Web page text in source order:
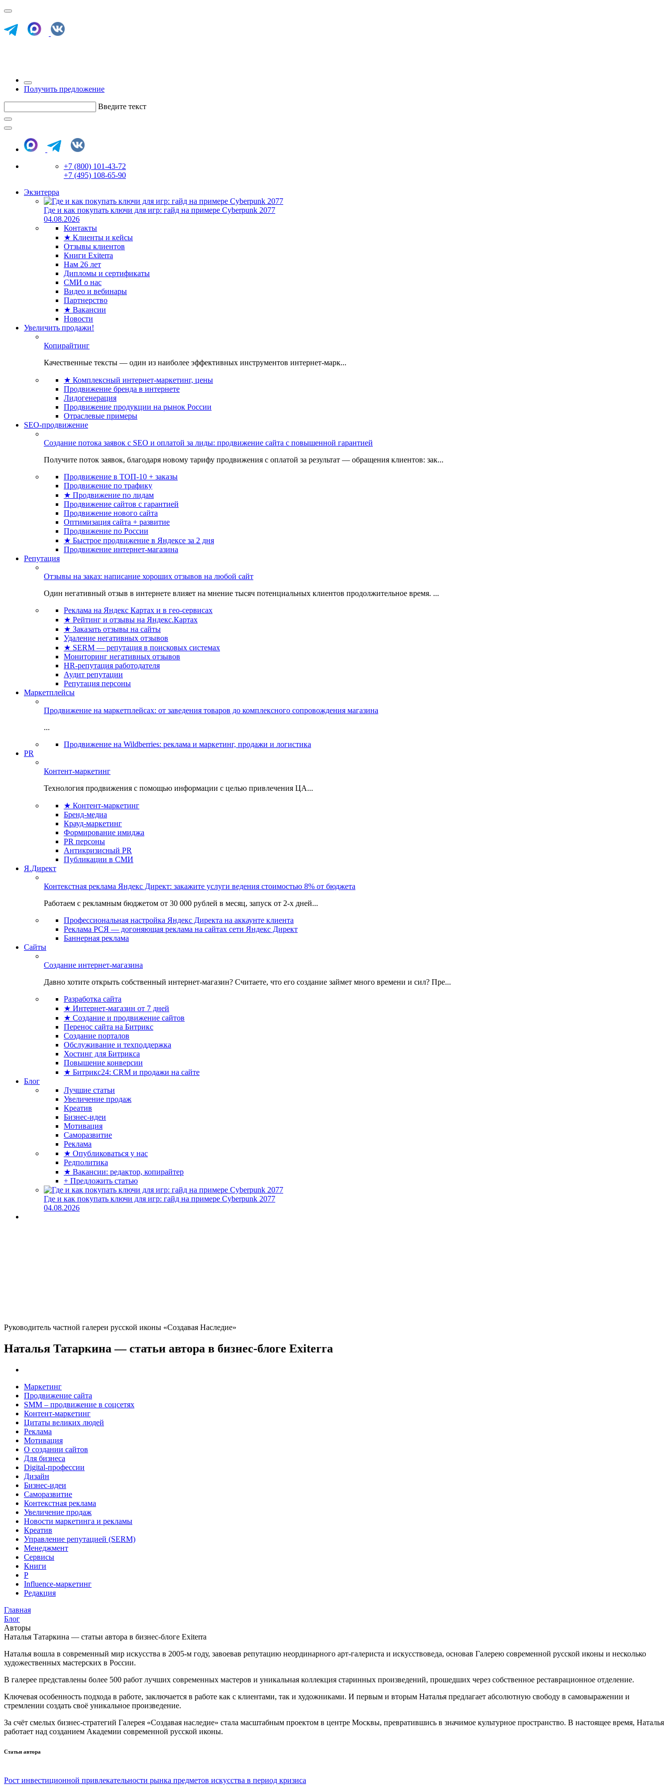
Получить предложение
Введите текст
+7 (800) 101-43-72
+7 (495) 108-65-90
Экзитерра
Где и как покупать ключи для игр: гайд на примере Cyberpunk 2077
04.08.2026
Контакты
★ Клиенты и кейсы
Отзывы клиентов
Книги Exiterra
Нам 26 лет
Дипломы и сертификаты
СМИ о нас
Видео и вебинары
Партнерство
★ Вакансии
Новости
Увеличить продажи!
Копирайтинг
Качественные тексты — один из наиболее эффективных инструментов интернет-марк...
★ Комплексный интернет-маркетинг, цены
Продвижение бренда в интернете
Лидогенерация
Продвижение продукции на рынок России
Отраслевые примеры
SEO-продвижение
Создание потока заявок с SEO и оплатой за лиды: продвижение сайта с повышенной гарантией
Получите поток заявок, благодаря новому тарифу продвижения с оплатой за результат — обращения клиентов: зак...
Продвижение в ТОП-10 + заказы
Продвижение по трафику
★ Продвижение по лидам
Продвижение сайтов с гарантией
Продвижение нового сайта
Оптимизация сайта + развитие
Продвижение по России
★ Быстрое продвижение в Яндексе за 2 дня
Продвижение интернет-магазина
Репутация
Отзывы на заказ: написание хороших отзывов на любой сайт
Один негативный отзыв в интернете влияет на мнение тысяч потенциальных клиентов продолжительное время. ...
Реклама на Яндекс Картах и в гео-сервисах
★ Рейтинг и отзывы на Яндекс.Картах
★ Заказать отзывы на сайты
Удаление негативных отзывов
★ SERM — репутация в поисковых системах
Мониторинг негативных отзывов
HR-репутация работодателя
Аудит репутации
Репутация персоны
Маркетплейсы
Продвижение на маркетплейсах: от заведения товаров до комплексного сопровождения магазина
...
Продвижение на Wildberries: реклама и маркетинг, продажи и логистика
PR
Контент-маркетинг
Технология продвижения с помощью информации с целью привлечения ЦА...
★ Контент-маркетинг
Бренд-медиа
Крауд-маркетинг
Формирование имиджа
PR персоны
Антикризисный PR
Публикации в СМИ
Я.Директ
Контекстная реклама Яндекс Директ: закажите услуги ведения стоимостью 8% от бюджета
Работаем с рекламным бюджетом от 30 000 рублей в месяц, запуск от 2-х дней...
Профессиональная настройка Яндекс Директа на аккаунте клиента
Реклама РСЯ — догоняющая реклама на сайтах сети Яндекс Директ
Баннерная реклама
Сайты
Создание интернет-магазина
Давно хотите открыть собственный интернет-магазин? Считаете, что его создание займет много времени и сил? Пре...
Разработка сайта
★ Интернет-магазин от 7 дней
★ Создание и продвижение сайтов
Перенос сайта на Битрикс
Создание порталов
Обслуживание и техподдержка
Хостинг для Битрикса
Повышение конверсии
★ Битрикс24: CRM и продажи на сайте
Блог
Лучшие статьи
Увеличение продаж
Креатив
Бизнес-идеи
Мотивация
Саморазвитие
Реклама
★ Опубликоваться у нас
Редполитика
★ Вакансии: редактор, копирайтер
+ Предложить статью
Где и как покупать ключи для игр: гайд на примере Cyberpunk 2077
04.08.2026
Руководитель частной галереи русской иконы «Создавая Наследие»
Наталья Татаркина — статьи автора в бизнес-блоге Exiterra
Маркетинг
Продвижение сайта
SMM – продвижение в соцсетях
Контент-маркетинг
Цитаты великих людей
Реклама
Мотивация
О создании сайтов
Для бизнеса
Digital-профессии
Дизайн
Бизнес-идеи
Саморазвитие
Контекстная реклама
Увеличение продаж
Новости маркетинга и рекламы
Креатив
Управление репутацией (SERM)
Менеджмент
Сервисы
Книги
Р
Influence-маркетинг
Редакция
Главная
Блог
Авторы
Наталья Татаркина — статьи автора в бизнес-блоге Exiterra
Наталья вошла в современный мир искусства в 2005-м году, завоевав репутацию неординарного арт-галериста и искусствоведа, основав Галерею современной русской иконы и несколько
художественных мастерских в России.
В галерее представлены более 500 работ лучших современных мастеров и уникальная коллекция старинных произведений, прошедших через собственное реставрационное отделение.
Ключевая особенность подхода в работе, заключается в работе как с клиентами, так и художниками. И первым и вторым Наталья предлагает абсолютную свободу в самовыражении и
стремлении создать своё уникальное произведение.
За счёт смелых бизнес-стратегий Галерея «Создавая наследие» стала масштабным проектом в центре Москвы, превратившись в значимое культурное пространство. В настоящее время, Наталья
работает над созданием Академии современной русской иконы.
Статьи автора
Рост инвестиционной привлекательности рынка предметов искусства в период кризиса